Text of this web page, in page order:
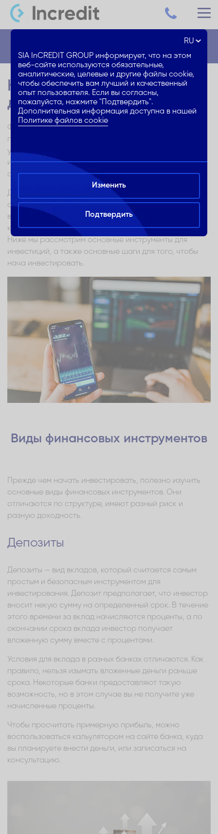
Как начать инвестировать
деньги?
Финансовая грамотность —важный навык, которые
помогает эффективно управлять финансами и
увеличивать ваш капитал. Инвестирование — один из
инструментов, с помощью которого можно
существенно увеличить ваш доход.
Для того, чтобы начать инветсировать, важно
определить ваши финансовые цели, оценить риски
выбранных инструментов и установить сроки, в
которые вы планируете достичь поставленных целей.
Ниже мы рассмотрим основные инструменты для
инвестиций, а также основные шаги для того, чтобы
нача инвестировать.
Виды финансовых инструментов
Прежде чем начать инвестировать, полезно изучить
основные виды финансовых инструментов. Они
отличаются по структуре, имеют разный риск и
разную доходность.
Депозиты
Депозиты — вид вкладов, который считается самым
простым и безопасным инструментом для
инвестирования. Депозит предполагает, что инвестор
вносит некую сумму на определенный срок. В течение
этого времени за вклад начисляются проценты, а по
окончании срока вклада инвестор получает
вложенную сумму вместе с процентами.
Условия для вклада в разных банках отличаются. Как
правило, нельзя изымать вложенные деньги раньше
срока. Некоторые банки предоставляют такую
возможность, но в этом случае вы не получите уже
начисленные проценты.
Чтобы просчитать примерную прибыль, можно
воспользоваться кальулятором на сайте банка, куда
вы планируете внести деньги, или записаться на
консультацию.
RU
SIA InCREDIT GROUP информирует, что на этом
веб-сайте используются обязательные,
аналитические, целевые и другие файлы cookie,
чтобы обеспечить вам лучший и качественный
опыт пользователя. Если вы согласны,
пожалуйста, нажмите "Подтвердить".
Дополнительная информация доступна в нашей
Политике файлов cookie
Изменить
Подтвердить